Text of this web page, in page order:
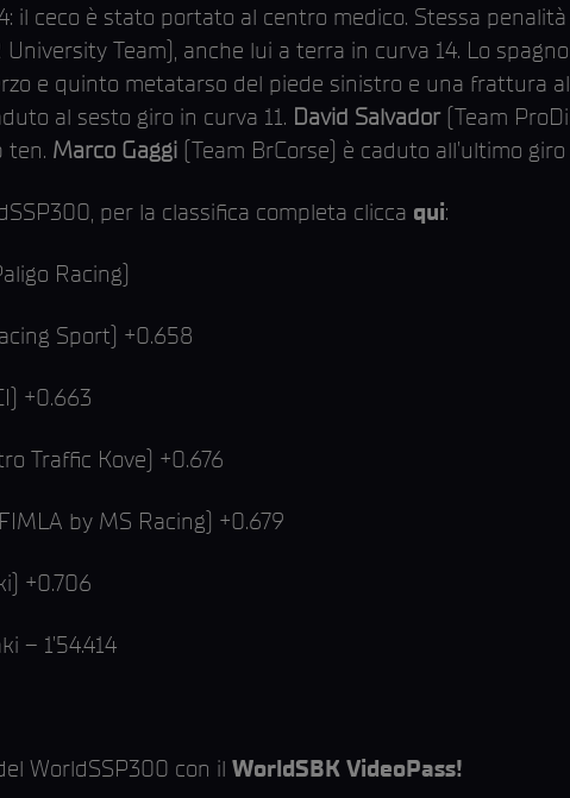
il ceco è stato portato al centro medico. Stessa
University Team), anche lui a terra in curva 14. Lo
e quinto metatarso del piede sinistro e una frattura
al sesto giro in curva 11. David Salvador(Team
ten. Marco Gaggi (Team BrCorse) è caduto all’ultimo
per la classifica completa clicca qui:
Racing)
Sport) +0.658
+0.663
Traffic Kove) +0.676
by MS Racing) +0.679
+0.706
– 1’54.414
WorldSSP300 con il WorldSBK VideoPass!